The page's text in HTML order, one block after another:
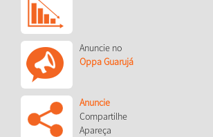
Anuncie no
Oppa Guarujá
Anuncie
Compartilhe
Apareça